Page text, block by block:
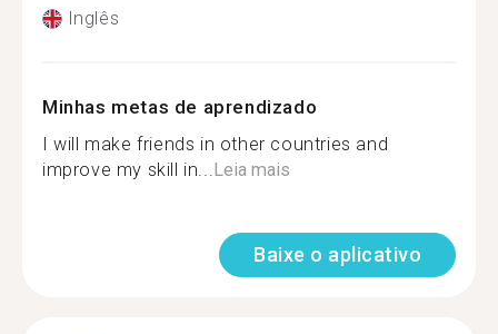
Inglês
Minhas metas de aprendizado
I will make friends in other countries and
improve my skill in...Leia mais
Baixe o aplicativo